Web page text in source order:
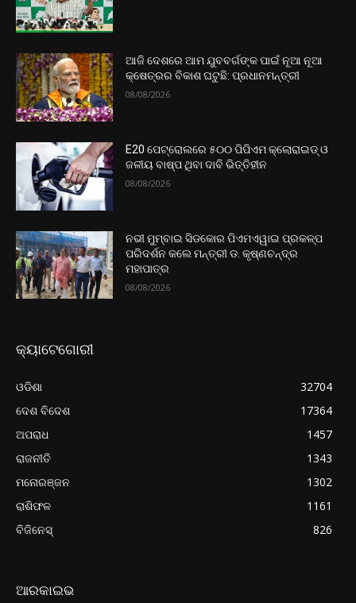
ଆଜି ଦେଶରେ ଆମ ଯୁବବର୍ଗଙ୍କ ପାଇଁ ନୂଆ ନୂଆ
କ୍ଷେତ୍ରର ବିକାଶ ଘଟୁଛି: ପ୍ରଧାନମନ୍ତ୍ରୀ
08/08/2026
E20 ପେଟ୍ରୋଲରେ ୫୦୦ ପିପିଏମ କ୍ଲୋରାଇଡ୍ ଓ
ଜଳୀୟ ବାଷ୍ପ ଥିବା ଦାବି ଭିତ୍ତିହୀନ
08/08/2026
ନଭୀ ମୁମ୍ବାଇ ସିଡକୋର ପିଏମଏୱାଇ ପ୍ରକଳ୍ପ
ପରିଦର୍ଶନ କଲେ ମନ୍ତ୍ରୀ ଡ. କୃଷ୍ଣଚନ୍ଦ୍ର
ମହାପାତ୍ର
08/08/2026
କ୍ୟାଟେଗୋରୀ
ଓଡିଶା
32704
ଦେଶ ବିଦେଶ
17364
ଅପରାଧ
1457
ରାଜନୀତି
1343
ମନୋରଞ୍ଜନ
1302
ରାଶିଫଳ
1161
ବିଜିନେସ୍
826
ଆରକାଇଭ